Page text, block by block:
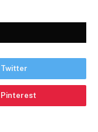
Twitter
Pinterest